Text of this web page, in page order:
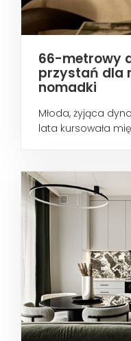
66-metrowy
przystań dla
nomadki
Młoda, żyjąca
lata kursowała